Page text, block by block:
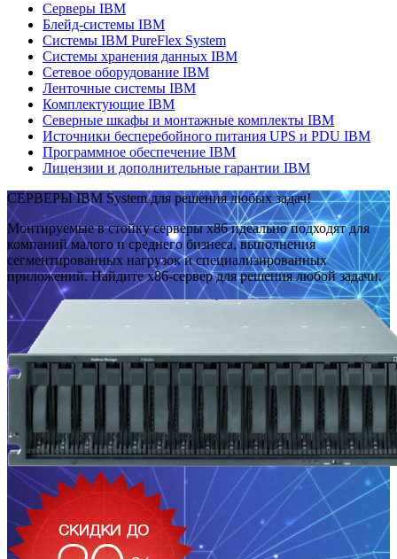
Серверы IBM
Блейд-системы IBM
Системы IBM PureFlex System
Системы хранения данных IBM
Сетевое оборудование IBM
Ленточные системы IBM
Комплектующие IBM
Северные шкафы и монтажные комплекты IBM
Источники бесперебойного питания UPS и PDU IBM
Программное обеспечение IBM
Лицензии и дополнительные гарантии IBM
СЕРВЕРЫ IBM System для решения любых задач!
Монтируемые в стойку серверы x86 идеально подходят для
компаний малого и среднего бизнеса, выполнения
сегментированных нагрузок и специализированных
приложений. Найдите x86-сервер для решения любой задачи.